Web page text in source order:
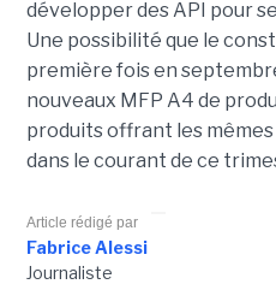
développer des API pour
Une possibilité que le
première fois en
nouveaux MFP A4 de
produits offrant les
dans le courant de ce
Article rédigé par
Fabrice Alessi
Journaliste